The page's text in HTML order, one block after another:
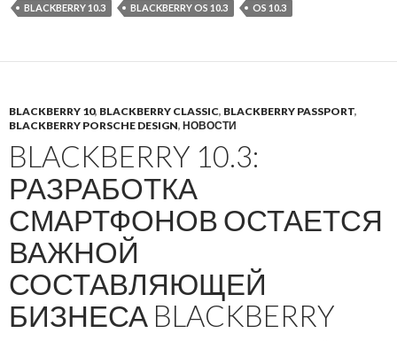
BLACKBERRY 10.3 BLACKBERRY OS 10.3 OS 10.3
BLACKBERRY 10, BLACKBERRY CLASSIC, BLACKBERRY PASSPORT,
BLACKBERRY PORSCHE DESIGN, НОВОСТИ
BLACKBERRY 10.3:
РАЗРАБОТКА
СМАРТФОНОВ ОСТАЕТСЯ
ВАЖНОЙ
СОСТАВЛЯЮЩЕЙ
БИЗНЕСА BLACKBERRY